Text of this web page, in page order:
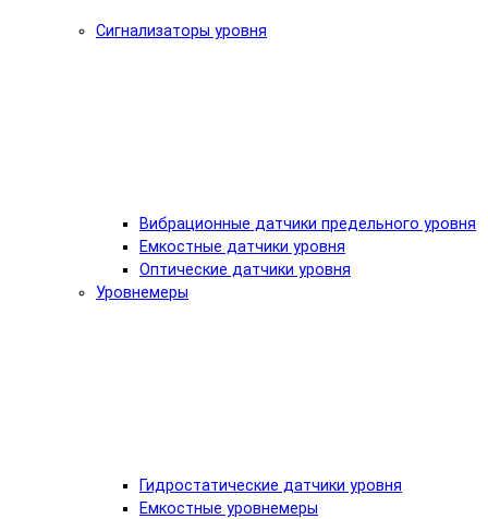
Сигнализаторы уровня
Вибрационные датчики предельного уровня
Емкостные датчики уровня
Оптические датчики уровня
Уровнемеры
Гидростатические датчики уровня
Емкостные уровнемеры